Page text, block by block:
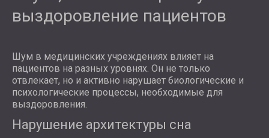
выздоровление пациентов
Шум в медицинских учреждениях влияет на
пациентов на разных уровнях. Он не только
отвлекает, но и активно нарушает биологические и
психологические процессы, необходимые для
выздоровления.
Нарушение архитектуры сна